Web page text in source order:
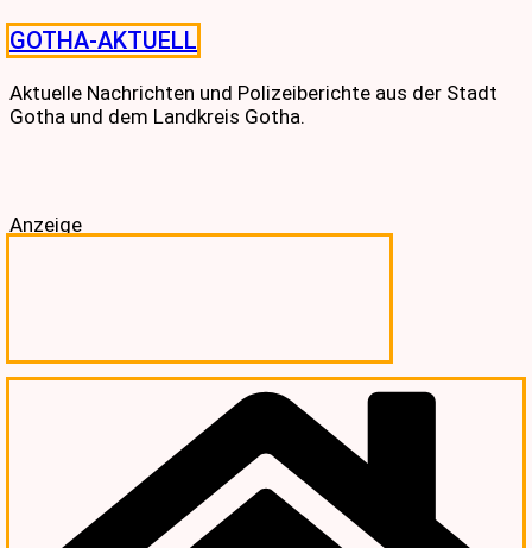
Skip
to
content
GOTHA-AKTUELL
Aktuelle Nachrichten und Polizeiberichte aus der Stadt
Gotha und dem Landkreis Gotha.
Anzeige